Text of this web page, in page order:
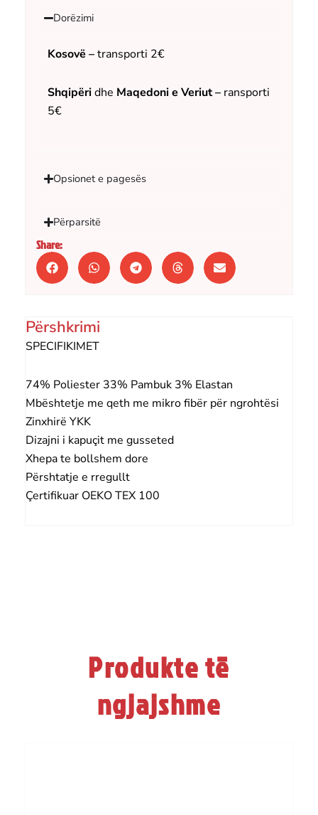
Dorëzimi
Kosovë –transporti 2€
Shqipëridhe Maqedoni e Veriut – ransporti
5€
Opsionet e pagesës
Përparsitë
Share:
Përshkrimi
SPECIFIKIMET
74% Poliester 33% Pambuk 3% Elastan
Mbështetje me qeth me mikro fibër për ngrohtësi
Zinxhirë YKK
Dizajni i kapuçit me gusseted
Xhepa te bollshem dore
Përshtatje e rregullt
Çertifikuar OEKO TEX 100
Produkte të
ngjajshme